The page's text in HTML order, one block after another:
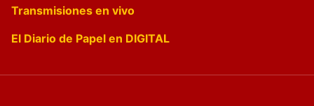
Transmisiones en vivo
El Diario de Papel en DIGITAL